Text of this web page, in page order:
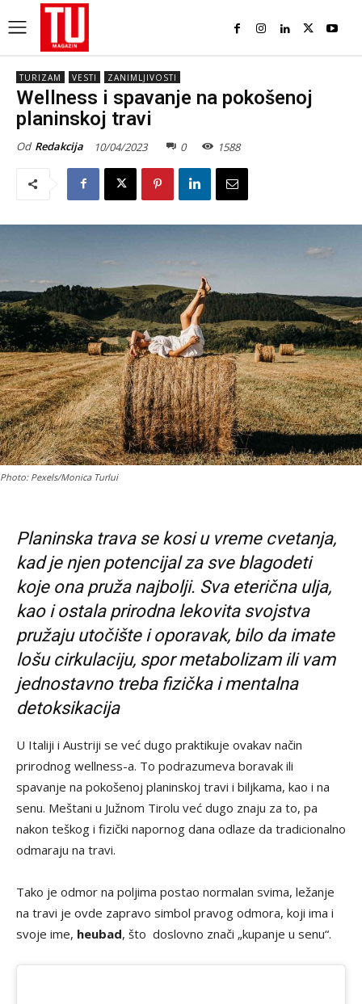
TURIZAM VESTI ZANIMLJIVOSTI
Wellness i spavanje na pokošenoj
planinskoj travi
Od Redakcija 10/04/2023 0 1588
Photo: Pexels/Monica Turlui
Planinska trava se kosi u vreme cvetanja,
kad je njen potencijal za sve blagodeti
koje ona pruža najbolji. Sva eterična ulja,
kao i ostala prirodna lekovita svojstva
pružaju utočište i oporavak, bilo da imate
lošu cirkulaciju, spor metabolizam ili vam
jednostavno treba fizička i mentalna
detoksikacija
U Italiji i Austriji se već dugo praktikuje ovakav način
prirodnog wellness-a. To podrazumeva boravak ili
spavanje na pokošenoj planinskoj travi i biljkama, kao i na
senu. Meštani u Južnom Tirolu već dugo znaju za to, pa
nakon teškog i fizički napornog dana odlaze da tradicionalno
odmaraju na travi.
Tako je odmor na poljima postao normalan svima, ležanje
na travi je ovde zapravo simbol pravog odmora, koji ima i
svoje ime, heubad, što doslovno znači „kupanje u senu“.